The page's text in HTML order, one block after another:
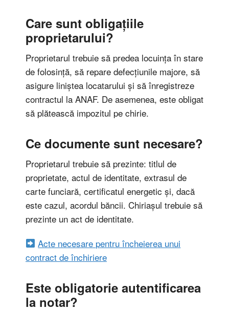
Care sunt obligațiile
proprietarului?
Proprietarul trebuie să predea locuința în stare
de folosință, să repare defecțiunile majore, să
asigure liniștea locatarului și să înregistreze
contractul la ANAF. De asemenea, este obligat
să plătească impozitul pe chirie.
Ce documente sunt necesare?
Proprietarul trebuie să prezinte: titlul de
proprietate, actul de identitate, extrasul de
carte funciară, certificatul energetic și, dacă
este cazul, acordul băncii. Chiriașul trebuie să
prezinte un act de identitate.
Acte necesare pentru încheierea unui
contract de închiriere
Este obligatorie autentificarea
la notar?